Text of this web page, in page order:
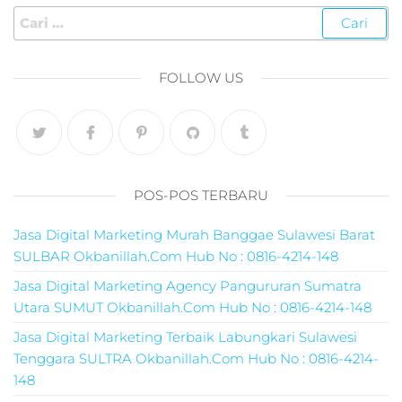
marketing
pemula,marketing
digital
digital
marketing,digital
terbaik,marketing
online 2021,google
analytics
digital,mito
marketing,digital
FOLLOW US
POS-POS TERBARU
Jasa Digital Marketing Murah Banggae Sulawesi Barat
SULBAR Okbanillah.Com Hub No : 0816-4214-148
Jasa Digital Marketing Agency Pangururan Sumatra
Utara SUMUT Okbanillah.Com Hub No : 0816-4214-148
Jasa Digital Marketing Terbaik Labungkari Sulawesi
Tenggara SULTRA Okbanillah.Com Hub No : 0816-4214-
148